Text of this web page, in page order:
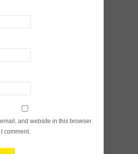
and website in this browser
comment.